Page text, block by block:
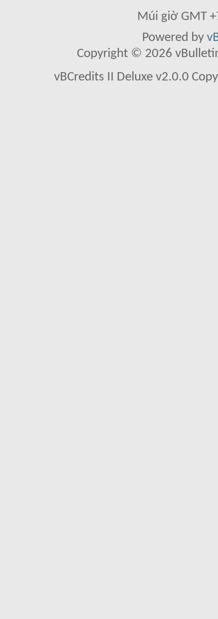
Múi giờ GMT
Powered by
Copyright © 2026
vBCredits II Deluxe v2.0.0